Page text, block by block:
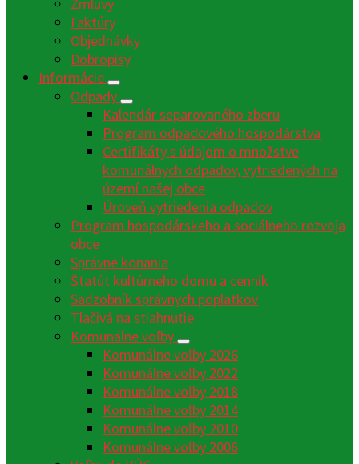
Zmluvy
Faktúry
Objednávky
Dobropisy
Informácie
Odpady
Kalendár separovaného zberu
Program odpadového hospodárstva
Certifikáty s údajom o množstve
komunálnych odpadov, vytriedených na
území našej obce
Úroveň vytriedenia odpadov
Program hospodárskeho a sociálneho rozvoja
obce
Správne konania
Štatút kultúrneho domu a cenník
Sadzobník správnych poplatkov
Tlačivá na stiahnutie
Komunálne voľby
Komunálne voľby 2026
Komunálne voľby 2022
Komunálne voľby 2018
Komunálne voľby 2014
Komunálne voľby 2010
Komunálne voľby 2006